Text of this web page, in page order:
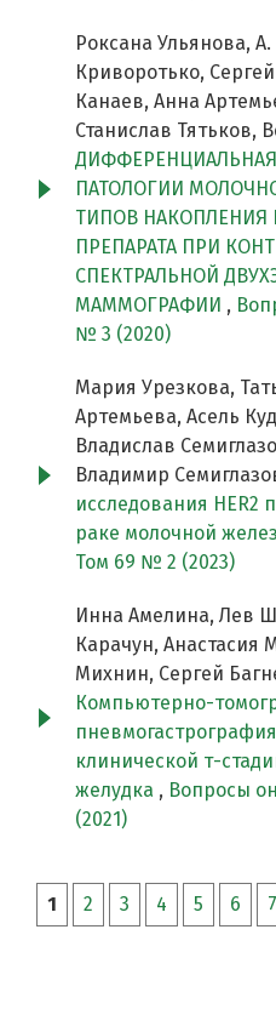
Роксана Ульянова,
Криворотько,
Канаев, Анна
Станислав Тятьков,
ПАТОЛОГИИ
ТИПОВ НАКОПЛЕНИЯ
ПРЕПАРАТА ПРИ
СПЕКТРАЛЬНОЙ
МАММОГРАФИИ ,
№ 3 (2020)
Мария Урезкова,
Артемьева, Асель
Владислав
Владимир
исследования
раке молочной
Том 69 № 2 (2023)
Инна Амелина, Лев
Карачун, Анастасия
Михнин, Сергей
Компьютерно-
клинической т-
желудка , Вопросы
(2021)
1 2 3 4 5 6 7